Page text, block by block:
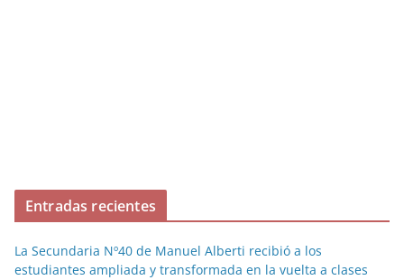
Entradas recientes
La Secundaria Nº40 de Manuel Alberti recibió a los
estudiantes ampliada y transformada en la vuelta a clases